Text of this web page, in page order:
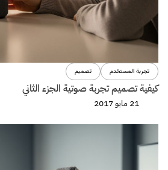
تجربة المستخدم تصميم
كيفية تصميم تجربة صوتية الجزء الثاني
21 مايو 2017